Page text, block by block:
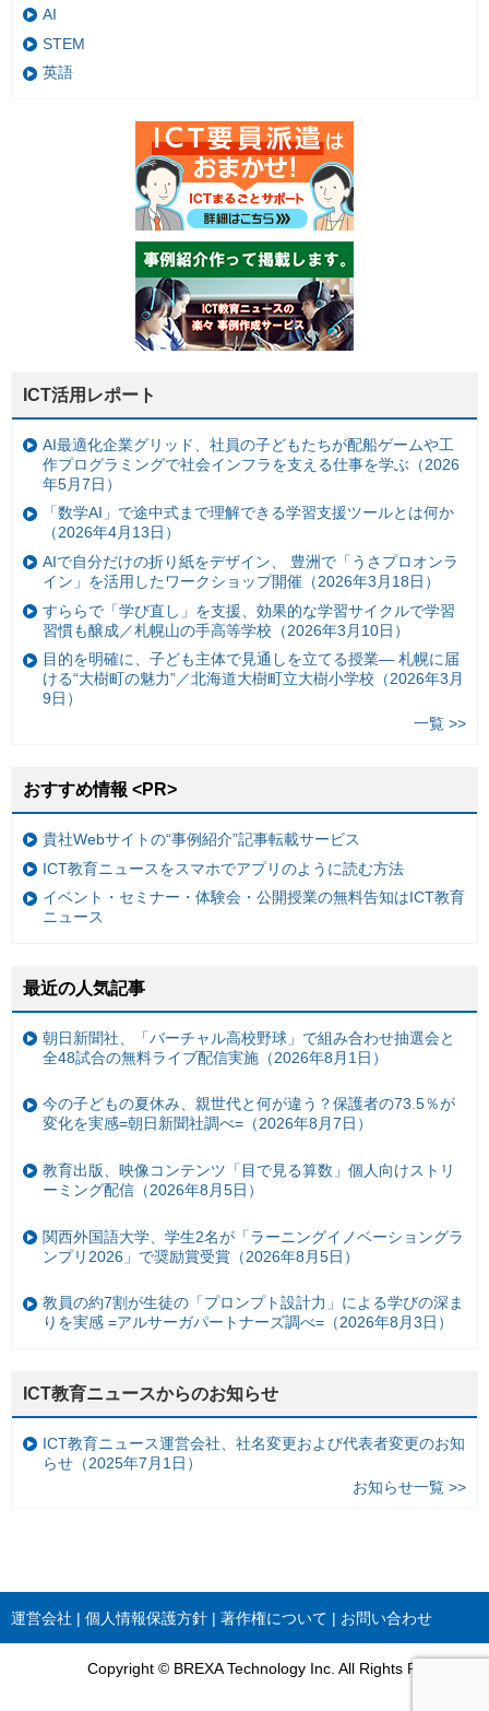
AI
STEM
英語
ICT活用レポート
AI最適化企業グリッド、社員の子どもたちが配船ゲームや工
作プログラミングで社会インフラを支える仕事を学ぶ（2026
年5月7日）
「数学AI」で途中式まで理解できる学習支援ツールとは何か
（2026年4月13日）
AIで自分だけの折り紙をデザイン、 豊洲で「うさプロオンラ
イン」を活用したワークショップ開催（2026年3月18日）
すららで「学び直し」を支援、効果的な学習サイクルで学習
習慣も醸成／札幌山の手高等学校（2026年3月10日）
目的を明確に、子ども主体で見通しを立てる授業— 札幌に届
ける“大樹町の魅力”／北海道大樹町立大樹小学校（2026年3月
9日）
一覧 >>
おすすめ情報 <PR>
貴社Webサイトの“事例紹介”記事転載サービス
ICT教育ニュースをスマホでアプリのように読む方法
イベント・セミナー・体験会・公開授業の無料告知はICT教育
ニュース
最近の人気記事
朝日新聞社、「バーチャル高校野球」で組み合わせ抽選会と
全48試合の無料ライブ配信実施（2026年8月1日）
今の子どもの夏休み、親世代と何が違う？保護者の73.5％が
変化を実感=朝日新聞社調べ=（2026年8月7日）
教育出版、映像コンテンツ「目で見る算数」個人向けストリ
ーミング配信（2026年8月5日）
関西外国語大学、学生2名が「ラーニングイノベーショングラ
ンプリ2026」で奨励賞受賞（2026年8月5日）
教員の約7割が生徒の「プロンプト設計力」による学びの深ま
りを実感 =アルサーガパートナーズ調べ=（2026年8月3日）
ICT教育ニュースからのお知らせ
ICT教育ニュース運営会社、社名変更および代表者変更のお知
らせ（2025年7月1日）
お知らせ一覧 >>
運営会社 個人情報保護方針 著作権について お問い合わせ
Copyright © BREXA Technology Inc. All Rights Reserved.